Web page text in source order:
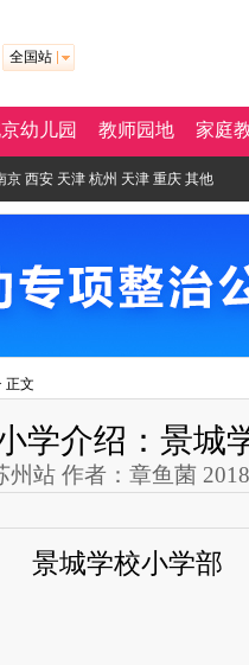
全国站
幼儿园 教师园地 家庭
京 西安 天津 杭州 天津 重庆 其他
正文
学介绍：景城
州站 作者：章鱼菌
景城学校小学部